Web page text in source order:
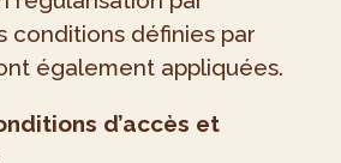
conditions définies par
également appliquées.
d’accès et